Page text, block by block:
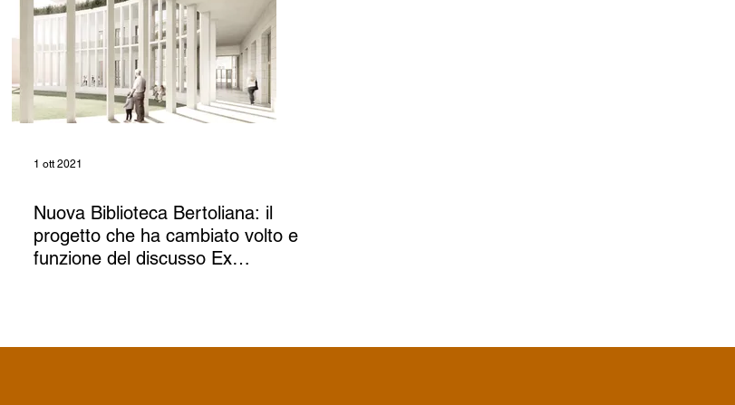
1 ott 2021
Nuova Biblioteca Bertoliana: il
progetto che ha cambiato volto e
funzione del discusso Ex